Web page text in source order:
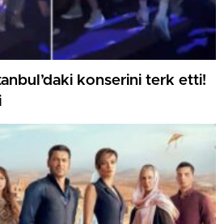
konserini terk etti!